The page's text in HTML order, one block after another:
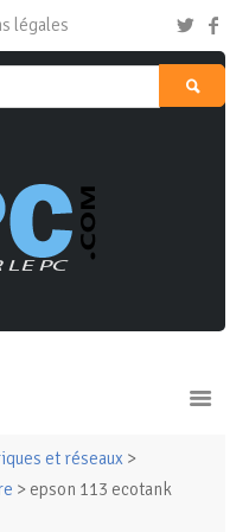
légales
et réseaux >
> epson 113 ecotank